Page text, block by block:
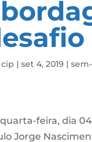
cip |set 4, 2019 |
feira, dia
Jorge